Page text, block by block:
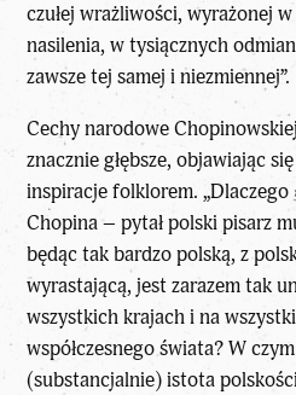
czułej wrażliwości, wyrażonej
nasilenia, w tysiącznych
zawsze tej samej i niezmiennej”.
Cechy narodowe
znacznie głębsze, objawiając
inspiracje folklorem. „Dlaczego
Chopina – pytał polski pisarz
będąc tak bardzo polską, z
wyrastającą, jest zarazem tak
wszystkich krajach i na
współczesnego świata? W
(substancjalnie) istota